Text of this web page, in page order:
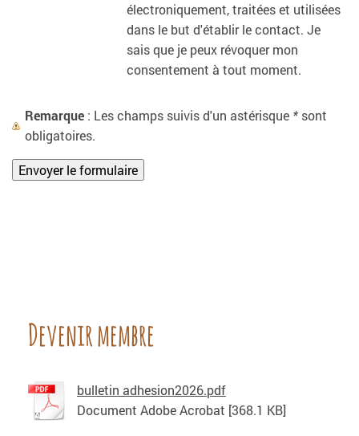
électroniquement, traitées et utilisées
dans le but d'établir le contact. Je
sais que je peux révoquer mon
consentement à tout moment.
Remarque : Les champs suivis d'un astérisque *sont
obligatoires.
Devenir membre
bulletin adhesion2026.pdf
Document Adobe Acrobat [368.1 KB]